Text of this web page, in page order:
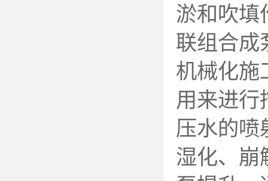
淤和吹填
联组合成
机械化施
用来进行
压水的喷
湿化、崩